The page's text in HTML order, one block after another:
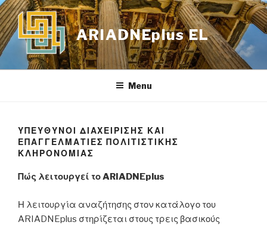
Skip
to
content
ARIADNEplus EL
Menu
ΥΠΕΥΘΥΝΟΙ ΔΙΑΧΕΙΡΙΣΗΣ ΚΑΙ
ΕΠΑΓΓΕΛΜΑΤΙΕΣ ΠΟΛΙΤΙΣΤΙΚΗΣ
ΚΛΗΡΟΝΟΜΙΑΣ
Πώς λειτουργεί το ARIADNEplus
Η λειτουργία αναζήτησης στον κατάλογο του
ARIADNEplus στηρίζεται στους τρεις βασικούς